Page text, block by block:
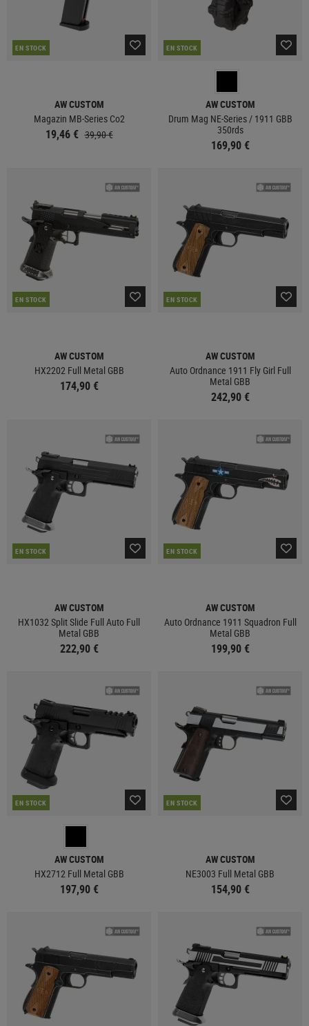
EN STOCK
AW CUSTOM
Magazin MB-Series Co2
19,46 € 39,90 €
EN STOCK
AW CUSTOM
Drum Mag NE-Series / 1911 GBB
350rds
169,90 €
EN STOCK
AW CUSTOM
HX2202 Full Metal GBB
174,90 €
EN STOCK
AW CUSTOM
Auto Ordnance 1911 Fly Girl Full
Metal GBB
242,90 €
EN STOCK
AW CUSTOM
HX1032 Split Slide Full Auto Full
Metal GBB
222,90 €
EN STOCK
AW CUSTOM
Auto Ordnance 1911 Squadron Full
Metal GBB
199,90 €
EN STOCK
AW CUSTOM
HX2712 Full Metal GBB
197,90 €
EN STOCK
AW CUSTOM
NE3003 Full Metal GBB
154,90 €